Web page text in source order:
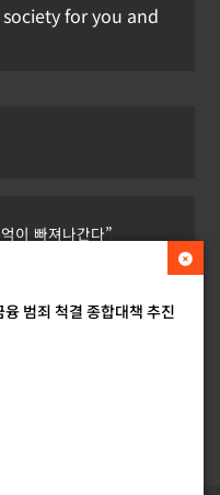
범죄 척결 종합대책 추진
for you and
이 빠져나간다”
조항 삭제 촉구
55%가 AI 이용
조합 설립을 바라보며
프 기소